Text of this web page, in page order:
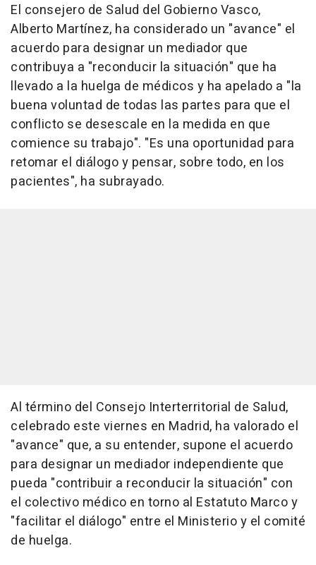
El consejero de Salud del Gobierno Vasco,
Alberto Martínez, ha considerado un "avance" el
acuerdo para designar un mediador que
contribuya a "reconducir la situación" que ha
llevado a la huelga de médicos y ha apelado a "la
buena voluntad de todas las partes para que el
conflicto se desescale en la medida en que
comience su trabajo". "Es una oportunidad para
retomar el diálogo y pensar, sobre todo, en los
pacientes", ha subrayado.
Al término del Consejo Interterritorial de Salud,
celebrado este viernes en Madrid, ha valorado el
"avance" que, a su entender, supone el acuerdo
para designar un mediador independiente que
pueda "contribuir a reconducir la situación" con
el colectivo médico en torno al Estatuto Marco y
"facilitar el diálogo" entre el Ministerio y el comité
de huelga.